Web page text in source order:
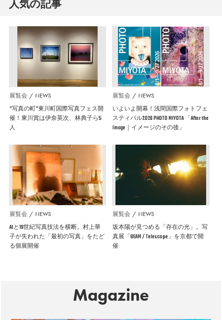
人気の記事
展覧会 NEWS
”写真の町”東川町国際写真フェス開
催！東川賞は伊奈英次、林典子ら5
人
展覧会 NEWS
いよいよ開幕！浅間国際フォトフェ
スティバル2026 PHOTO MIYOTA 「After the
Image｜イメージのその後」
展覧会 NEWS
AIと19世紀写真技法を横断。村上華
子が失われた「最初の写真」をたど
る個展開催
展覧会 NEWS
坂本陽が見つめる「存在の光」。写
真展「BEAM / Telescope」を京都で開
催
Magazine